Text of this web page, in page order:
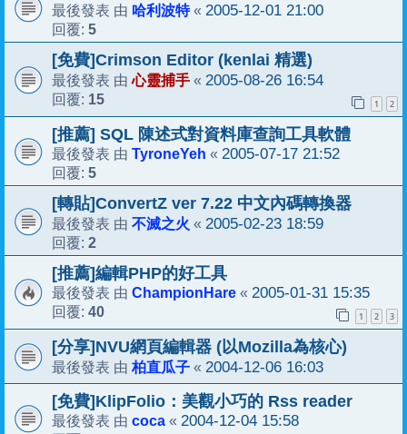
最後發表 由 哈利波特« 2005-12-01 21:00
回覆: 5
[免費]Crimson Editor (kenlai 精選)
最後發表 由心靈捕手 « 2005-08-26 16:54
回覆: 15 1 2
[推薦] SQL 陳述式對資料庫查詢工具軟體
最後發表 由 TyroneYeh « 2005-07-17 21:52
回覆: 5
[轉貼]ConvertZ ver 7.22 中文內碼轉換器
最後發表 由 不滅之火 « 2005-02-23 18:59
回覆: 2
[推薦]編輯PHP的好工具
最後發表 由 ChampionHare « 2005-01-31 15:35
回覆: 40 1 2 3
[分享]NVU網頁編輯器 (以Mozilla為核心)
最後發表 由柏直瓜子 « 2004-12-06 16:03
[免費]KlipFolio：美觀小巧的 Rss reader
最後發表 由 coca « 2004-12-04 15:58